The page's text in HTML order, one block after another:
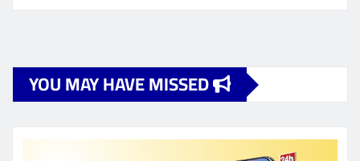
YOU MAY HAVE MISSED